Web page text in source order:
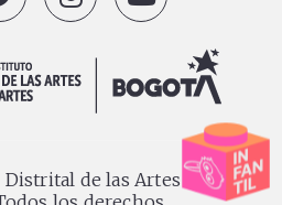
de las Artes -